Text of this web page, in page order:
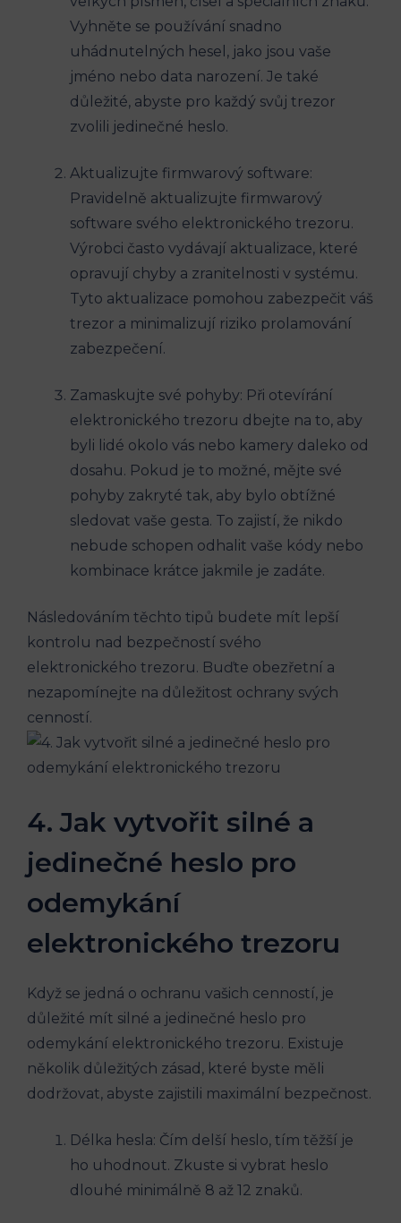
Vyhněte se používání snadno
uhádnutelných hesel, jako jsou vaše
jméno nebo data narození. Je také
důležité, abyste pro každý svůj trezor
zvolili jedinečné heslo.
Aktualizujte firmwarový software:
Pravidelně aktualizujte firmwarový
software svého elektronického trezoru.
Výrobci často vydávají aktualizace, které
opravují chyby a zranitelnosti v systému.
Tyto aktualizace pomohou zabezpečit váš
trezor a minimalizují riziko prolamování
zabezpečení.
Zamaskujte své pohyby: Při otevírání
elektronického trezoru dbejte na to, aby
byli lidé okolo vás nebo kamery daleko od
dosahu. Pokud je to možné, mějte své
pohyby zakryté tak, aby bylo obtížné
sledovat vaše gesta. To zajistí, že nikdo
nebude schopen odhalit vaše kódy nebo
kombinace krátce jakmile je zadáte.
Následováním těchto tipů budete mít lepší
kontrolu nad bezpečností svého
elektronického trezoru. Buďte obezřetní a
nezapomínejte na důležitost ochrany svých
cenností.
4. Jak vytvořit silné a
jedinečné heslo pro
odemykání
elektronického trezoru
Když se jedná o ochranu vašich cenností, je
důležité mít silné a jedinečné heslo pro
odemykání elektronického trezoru. Existuje
několik důležitých zásad, které byste měli
dodržovat, abyste zajistili maximální bezpečnost.
Délka hesla: Čím delší heslo, tím těžší je
ho uhodnout. Zkuste si vybrat heslo
dlouhé minimálně 8 až 12 znaků.